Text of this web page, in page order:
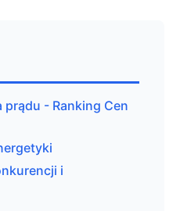
- Ranking Cen
i